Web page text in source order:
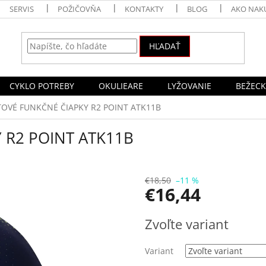
SERVIS POŽIČOVŇA KONTAKTY BLOG AKO
HĽADAŤ
CYKLO POTREBY OKULIEARE LYŽOVANIE
FUNKČNÉ ČIAPKY R2 POINT ATK11B
R2 POINT ATK11B
€18,50 –11 %
€16,44
cena:
Zvoľte variant
Variant